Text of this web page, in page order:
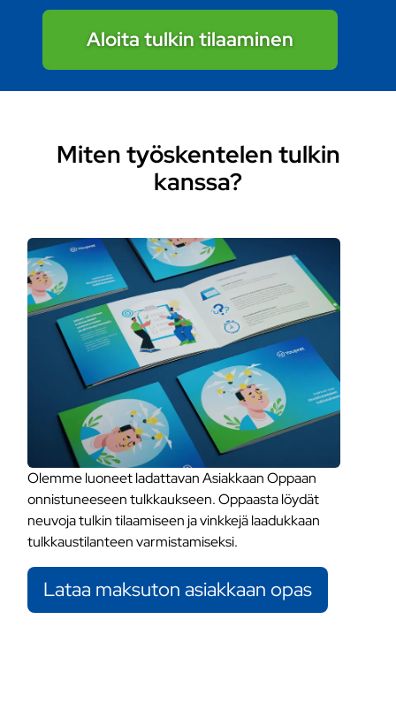
Aloita tulkin tilaaminen
Miten työskentelen tulkin
kanssa?
Olemme luoneet ladattavan Asiakkaan Oppaan
onnistuneeseen tulkkaukseen. Oppaasta löydät
neuvoja tulkin tilaamiseen ja vinkkejä laadukkaan
tulkkaustilanteen varmistamiseksi.
Lataa maksuton asiakkaan opas